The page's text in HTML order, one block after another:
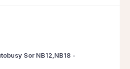
Sor NB12,NB18 -